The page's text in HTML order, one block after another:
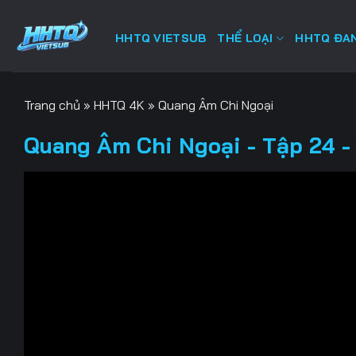
HHTQ VIETSUB THỂ LOẠI HHTQ
Trang chủ » HHTQ 4K » Quang Âm Chi Ngoại
Quang Âm Chi Ngoại - Tập 24